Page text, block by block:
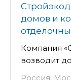
домов и
Компания
возводит
Россия,